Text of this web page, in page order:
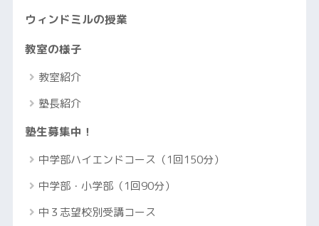
ウィンドミルの授業
教室の様子
教室紹介
塾長紹介
塾生募集中！
中学部ハイエンドコース（1回150分）
中学部・小学部（1回90分）
中３志望校別受講コース